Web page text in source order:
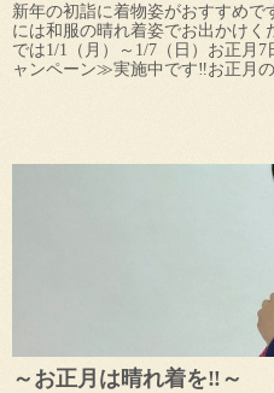
新年の初詣に着物姿がおすすめ
には和服の晴れ着姿でお出かけ
では1/1（月）～1/7（日）お正月
ャンペーン≫実施中です‼お正月の
～お正月は晴れ着を‼～